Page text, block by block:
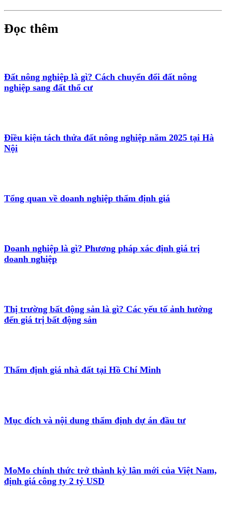
Đọc thêm
Đất nông nghiệp là gì? Cách chuyển đổi đất nông
nghiệp sang đất thổ cư
Điều kiện tách thửa đất nông nghiệp năm 2025 tại Hà
Nội
Tổng quan về doanh nghiệp thẩm định giá
Doanh nghiệp là gì? Phương pháp xác định giá trị
doanh nghiệp
Thị trường bất động sản là gì? Các yếu tố ảnh hưởng
đến giá trị bất động sản
Thẩm định giá nhà đất tại Hồ Chí Minh
Mục đích và nội dung thẩm định dự án đầu tư
MoMo chính thức trở thành kỳ lân mới của Việt Nam,
định giá công ty 2 tỷ USD